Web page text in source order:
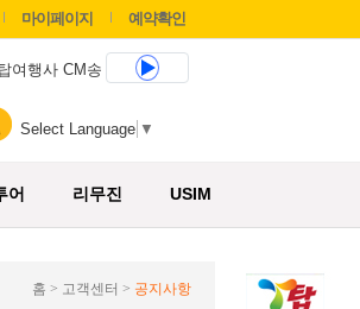
마이페이지 예약확인
여행사 CM송
Select Language ▼
어 리무진 USIM
홈 > 고객센터 > 공지사항